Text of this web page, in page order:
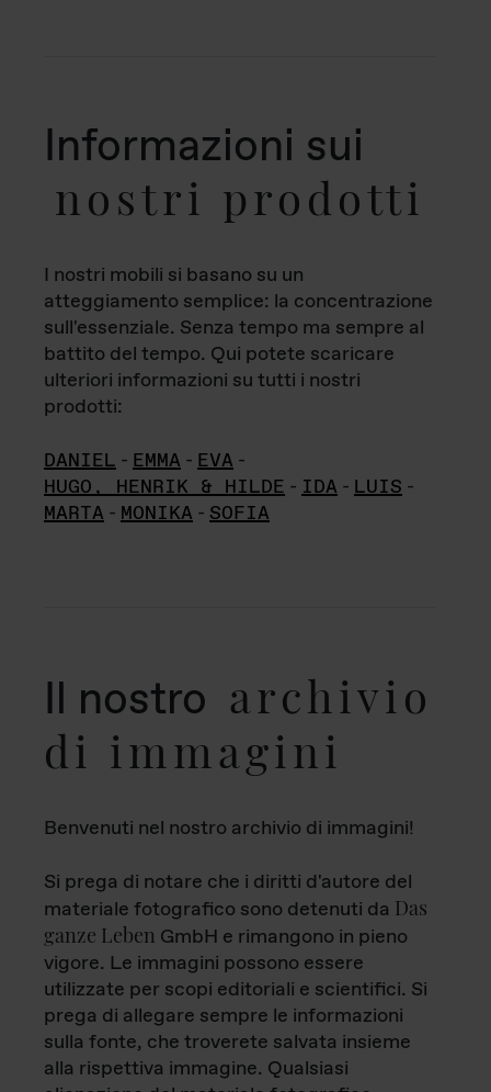
Informazioni sui
nostri prodotti
I nostri mobili si basano su un
atteggiamento semplice: la concentrazione
sull'essenziale. Senza tempo ma sempre al
battito del tempo. Qui potete scaricare
ulteriori informazioni su tutti i nostri
prodotti:
DANIEL - EMMA - EVA -
HUGO, HENRIK & HILDE - IDA - LUIS -
MARTA - MONIKA - SOFIA
Il nostro archivio
di immagini
Benvenuti nel nostro archivio di immagini!
Si prega di notare che i diritti d'autore del
materiale fotografico sono detenuti da Das
ganze Leben GmbH e rimangono in pieno
vigore. Le immagini possono essere
utilizzate per scopi editoriali e scientifici. Si
prega di allegare sempre le informazioni
sulla fonte, che troverete salvata insieme
alla rispettiva immagine. Qualsiasi